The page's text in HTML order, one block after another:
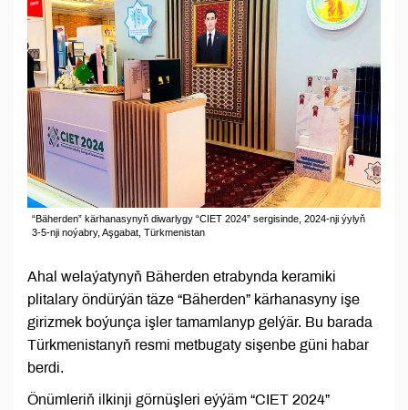
“Bäherden” kärhanasynyň diwarlygy “CIET 2024” sergisinde, 2024-nji ýylyň
3-5-nji noýabry, Aşgabat, Türkmenistan
Ahal welaýatynyň Bäherden etrabynda keramiki
plitalary öndürýän täze “Bäherden” kärhanasyny işe
girizmek boýunça işler tamamlanyp gelýär. Bu barada
Türkmenistanyň resmi metbugaty sişenbe güni habar
berdi.
Önümleriň ilkinji görnüşleri eýýäm “CIET 2024”